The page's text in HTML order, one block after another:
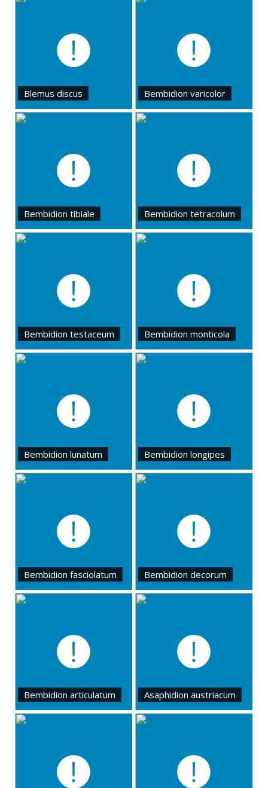
Blemus discus Bembidion varicolor
Bembidion tibiale Bembidion tetracolum
Bembidion testaceum Bembidion monticola
Bembidion lunatum Bembidion longipes
Bembidion fasciolatum Bembidion decorum
Bembidion articulatum Asaphidion austriacum